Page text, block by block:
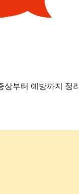
부터 예방까지 정리